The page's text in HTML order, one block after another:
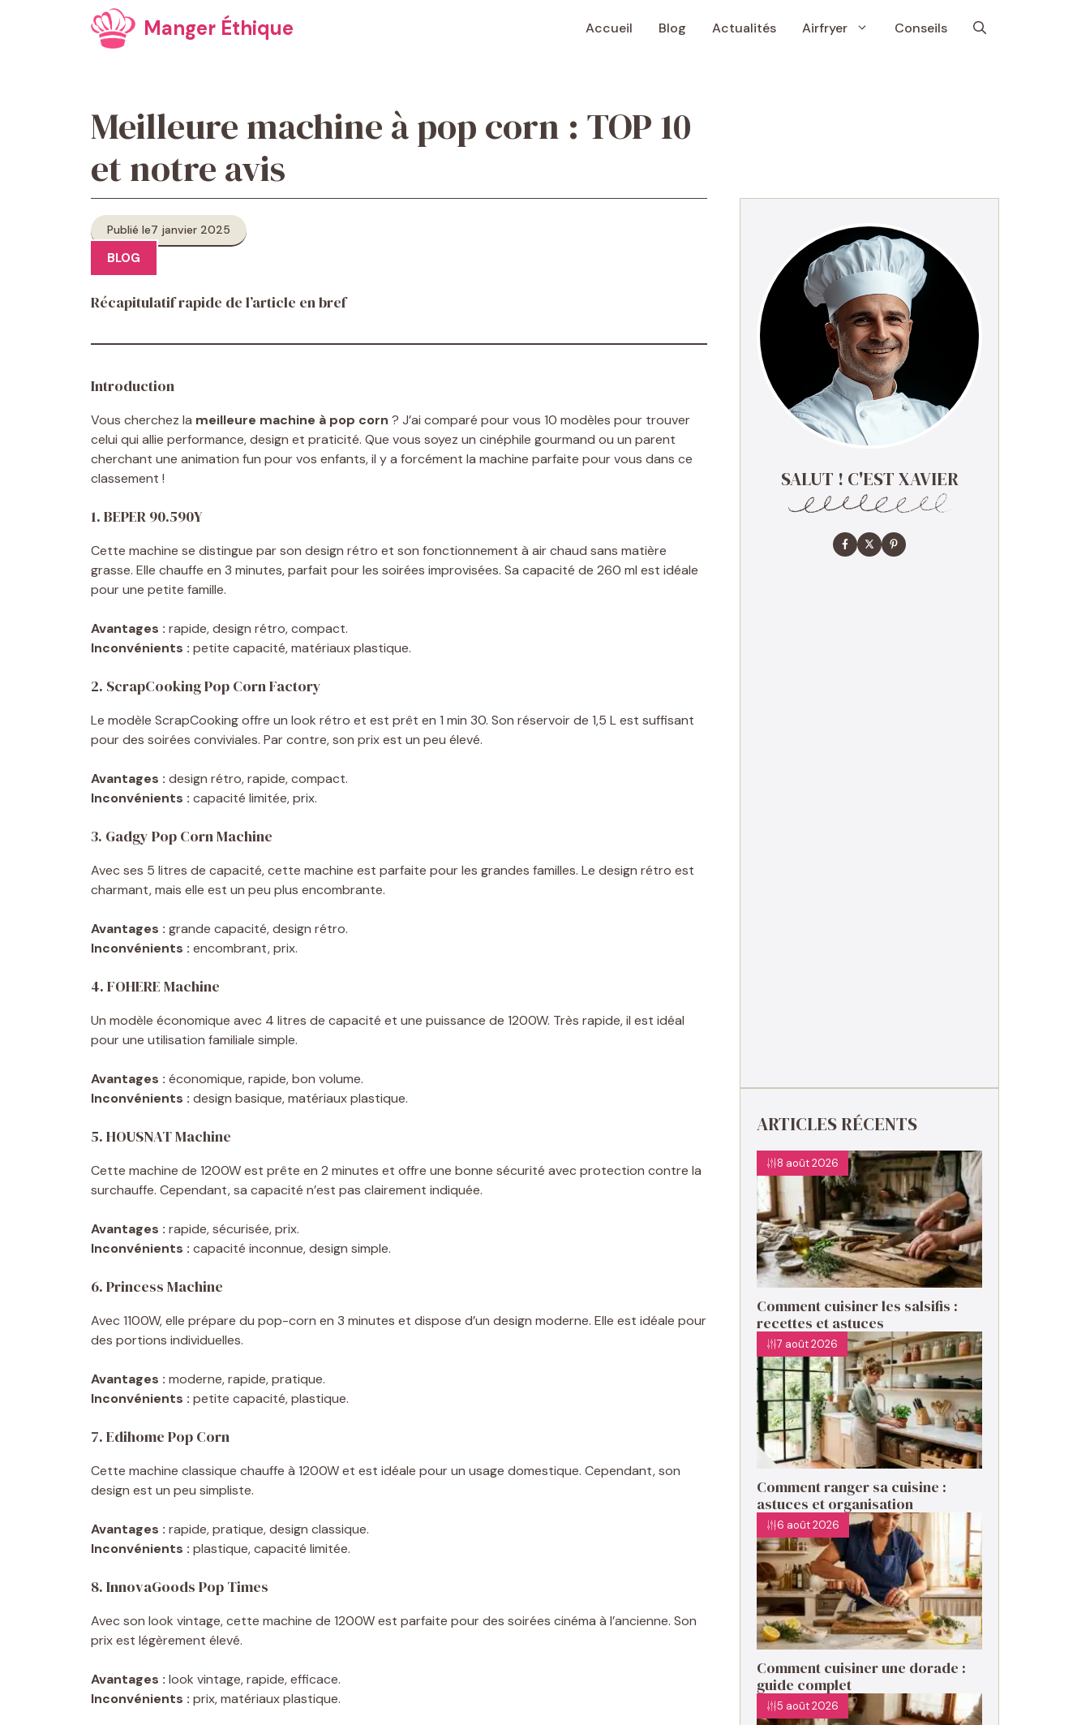
Manger Éthique Accueil Blog Actualités Airfryer Conseils
Meilleure machine à pop corn : TOP 10
et notre avis
Publié le7 janvier 2025
BLOG
Récapitulatif rapide de l’article en bref
Introduction
Vous cherchez la meilleure machine à pop corn ? J’ai comparé pour vous 10 modèles pour trouver
celui qui allie performance, design et praticité. Que vous soyez un cinéphile gourmand ou un parent
cherchant une animation fun pour vos enfants, il y a forcément la machine parfaite pour vous dans ce
classement !
1. BEPER 90.590Y
Cette machine se distingue par son design rétro et son fonctionnement à air chaud sans matière
grasse. Elle chauffe en 3 minutes, parfait pour les soirées improvisées. Sa capacité de 260 ml est idéale
pour une petite famille.
Avantages : rapide, design rétro, compact.
Inconvénients : petite capacité, matériaux plastique.
2. ScrapCooking Pop Corn Factory
Le modèle ScrapCooking offre un look rétro et est prêt en 1 min 30. Son réservoir de 1,5 L est suffisant
pour des soirées conviviales. Par contre, son prix est un peu élevé.
Avantages : design rétro, rapide, compact.
Inconvénients : capacité limitée, prix.
3. Gadgy Pop Corn Machine
Avec ses 5 litres de capacité, cette machine est parfaite pour les grandes familles. Le design rétro est
charmant, mais elle est un peu plus encombrante.
Avantages : grande capacité, design rétro.
Inconvénients : encombrant, prix.
4. FOHERE Machine
Un modèle économique avec 4 litres de capacité et une puissance de 1200W. Très rapide, il est idéal
pour une utilisation familiale simple.
Avantages : économique, rapide, bon volume.
Inconvénients : design basique, matériaux plastique.
5. HOUSNAT Machine
Cette machine de 1200W est prête en 2 minutes et offre une bonne sécurité avec protection contre la
surchauffe. Cependant, sa capacité n’est pas clairement indiquée.
Avantages : rapide, sécurisée, prix.
Inconvénients : capacité inconnue, design simple.
6. Princess Machine
Avec 1100W, elle prépare du pop-corn en 3 minutes et dispose d’un design moderne. Elle est idéale pour
des portions individuelles.
Avantages : moderne, rapide, pratique.
Inconvénients : petite capacité, plastique.
7. Edihome Pop Corn
Cette machine classique chauffe à 1200W et est idéale pour un usage domestique. Cependant, son
design est un peu simpliste.
Avantages : rapide, pratique, design classique.
Inconvénients : plastique, capacité limitée.
8. InnovaGoods Pop Times
Avec son look vintage, cette machine de 1200W est parfaite pour des soirées cinéma à l’ancienne. Son
prix est légèrement élevé.
Avantages : look vintage, rapide, efficace.
Inconvénients : prix, matériaux plastique.
SALUT ! C'EST XAVIER
ARTICLES RÉCENTS
8 août 2026
Comment cuisiner les salsifis :
recettes et astuces
7 août 2026
Comment ranger sa cuisine :
astuces et organisation
6 août 2026
Comment cuisiner une dorade :
guide complet
5 août 2026